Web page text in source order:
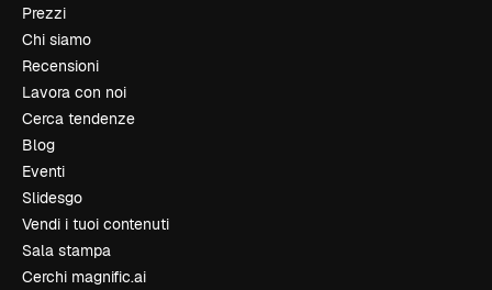
Prezzi
Chi siamo
Recensioni
Lavora con noi
Cerca tendenze
Blog
Eventi
Slidesgo
Vendi i tuoi contenuti
Sala stampa
Cerchi magnific.ai